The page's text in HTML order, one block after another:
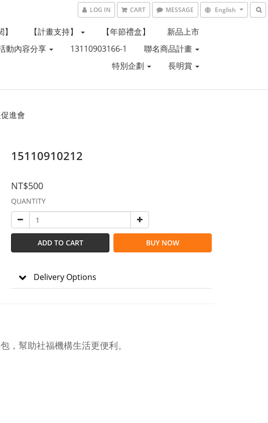
LOG IN CART MESSAGE English
【計畫支持】 【年節禮盒】
新品上市
動內容分享 13110903166-1
聯名商品計畫
特別企劃
長明賞
進會
15110910212
NT$500
QUANTITY
ADD TO CART BUY NOW
Delivery Options
，幫助社福機構生活更便利。